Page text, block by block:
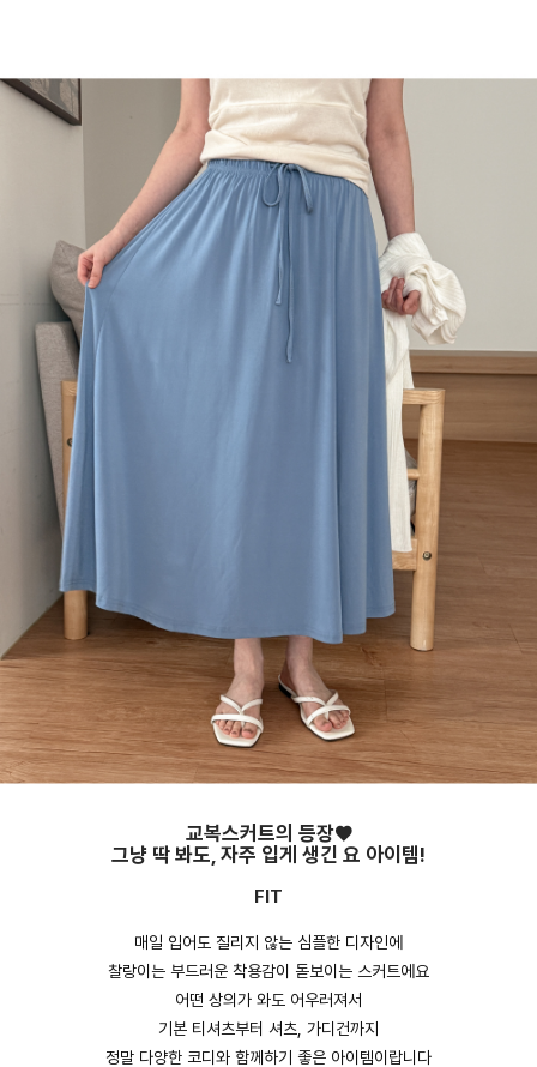
교복스커트의 등장♥
그냥 딱 봐도, 자주 입게 생긴 요 아이템!
FIT
매일 입어도 질리지 않는 심플한 디자인에
찰랑이는 부드러운 착용감이 돋보이는 스커트에요
어떤 상의가 와도 어우러져서
기본 티셔츠부터 셔츠, 가디건까지
정말 다양한 코디와 함께하기 좋은 아이템이랍니다